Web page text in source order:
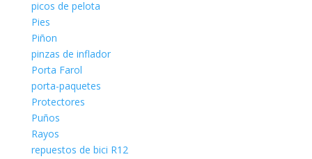
picos de pelota
Pies
Piñon
pinzas de inflador
Porta Farol
porta-paquetes
Protectores
Puños
Rayos
repuestos de bici R12